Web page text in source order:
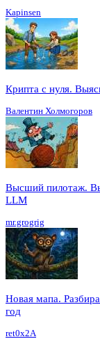
Kapinsen
Крипта с нуля.
Валентин Холмогоров
Высший пилотаж.
LLM
mr.grogrig
Новая мапа.
год
ret0x2A